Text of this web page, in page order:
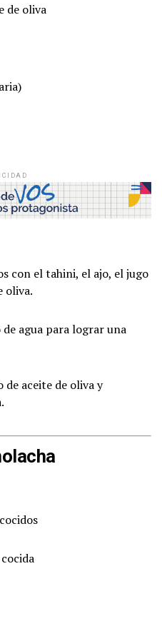
de oliva
con el tahini, el ajo, el jugo
oliva.
agua para lograr una
aceite de oliva y